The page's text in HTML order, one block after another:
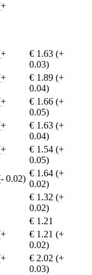
€ 1.63 (+
0.03)
€ 1.89 (+
0.04)
€ 1.66 (+
0.05)
€ 1.63 (+
0.04)
€ 1.54 (+
0.05)
0.02)
€ 1.64 (+
0.02)
€ 1.32 (+
0.02)
€ 1.21
€ 1.21 (+
0.02)
€ 2.02 (+
0.03)